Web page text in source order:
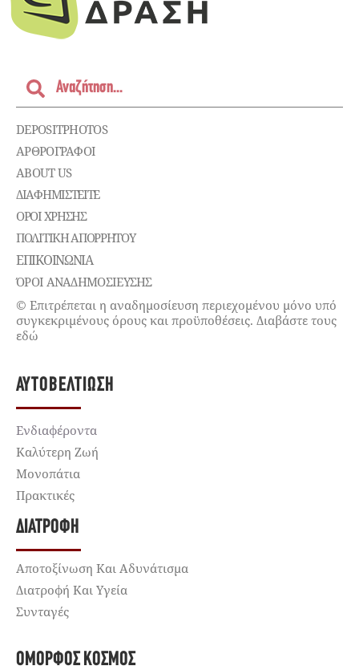
DEPOSITPHOTOS
ΑΡΘΡΟΓΡΑΦΟΙ
ABOUT US
ΔΙΑΦΗΜΙΣΤΕΊΤΕ
ΌΡΟΙ ΧΡΉΣΗΣ
ΠΟΛΙΤΙΚΉ ΑΠΟΡΡΉΤΟΥ
ΕΠΙΚΟΙΝΩΝΊΑ
ΌΡΟΙ ΑΝΑΔΗΜΟΣΙΕΥΣΗΣ
© Επιτρέπεται η αναδημοσίευση περιεχομένου μόνο υπό
συγκεκριμένους όρους και προϋποθέσεις. Διαβάστε τους
εδώ
ΑΥΤΟΒΕΛΤΊΩΣΗ
Ενδιαφέροντα
Καλύτερη Ζωή
Μονοπάτια
Πρακτικές
ΔΙΑΤΡΟΦΉ
Αποτοξίνωση Και Αδυνάτισμα
Διατροφή Και Υγεία
Συνταγές
ΌΜΟΡΦΟΣ ΚΌΣΜΟΣ